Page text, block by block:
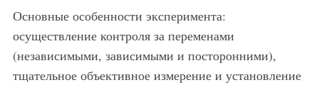
Основные особенности эксперимента:
осуществление контроля за переменами
(независимыми, зависимыми и посторонними),
тщательное объективное измерение и установление